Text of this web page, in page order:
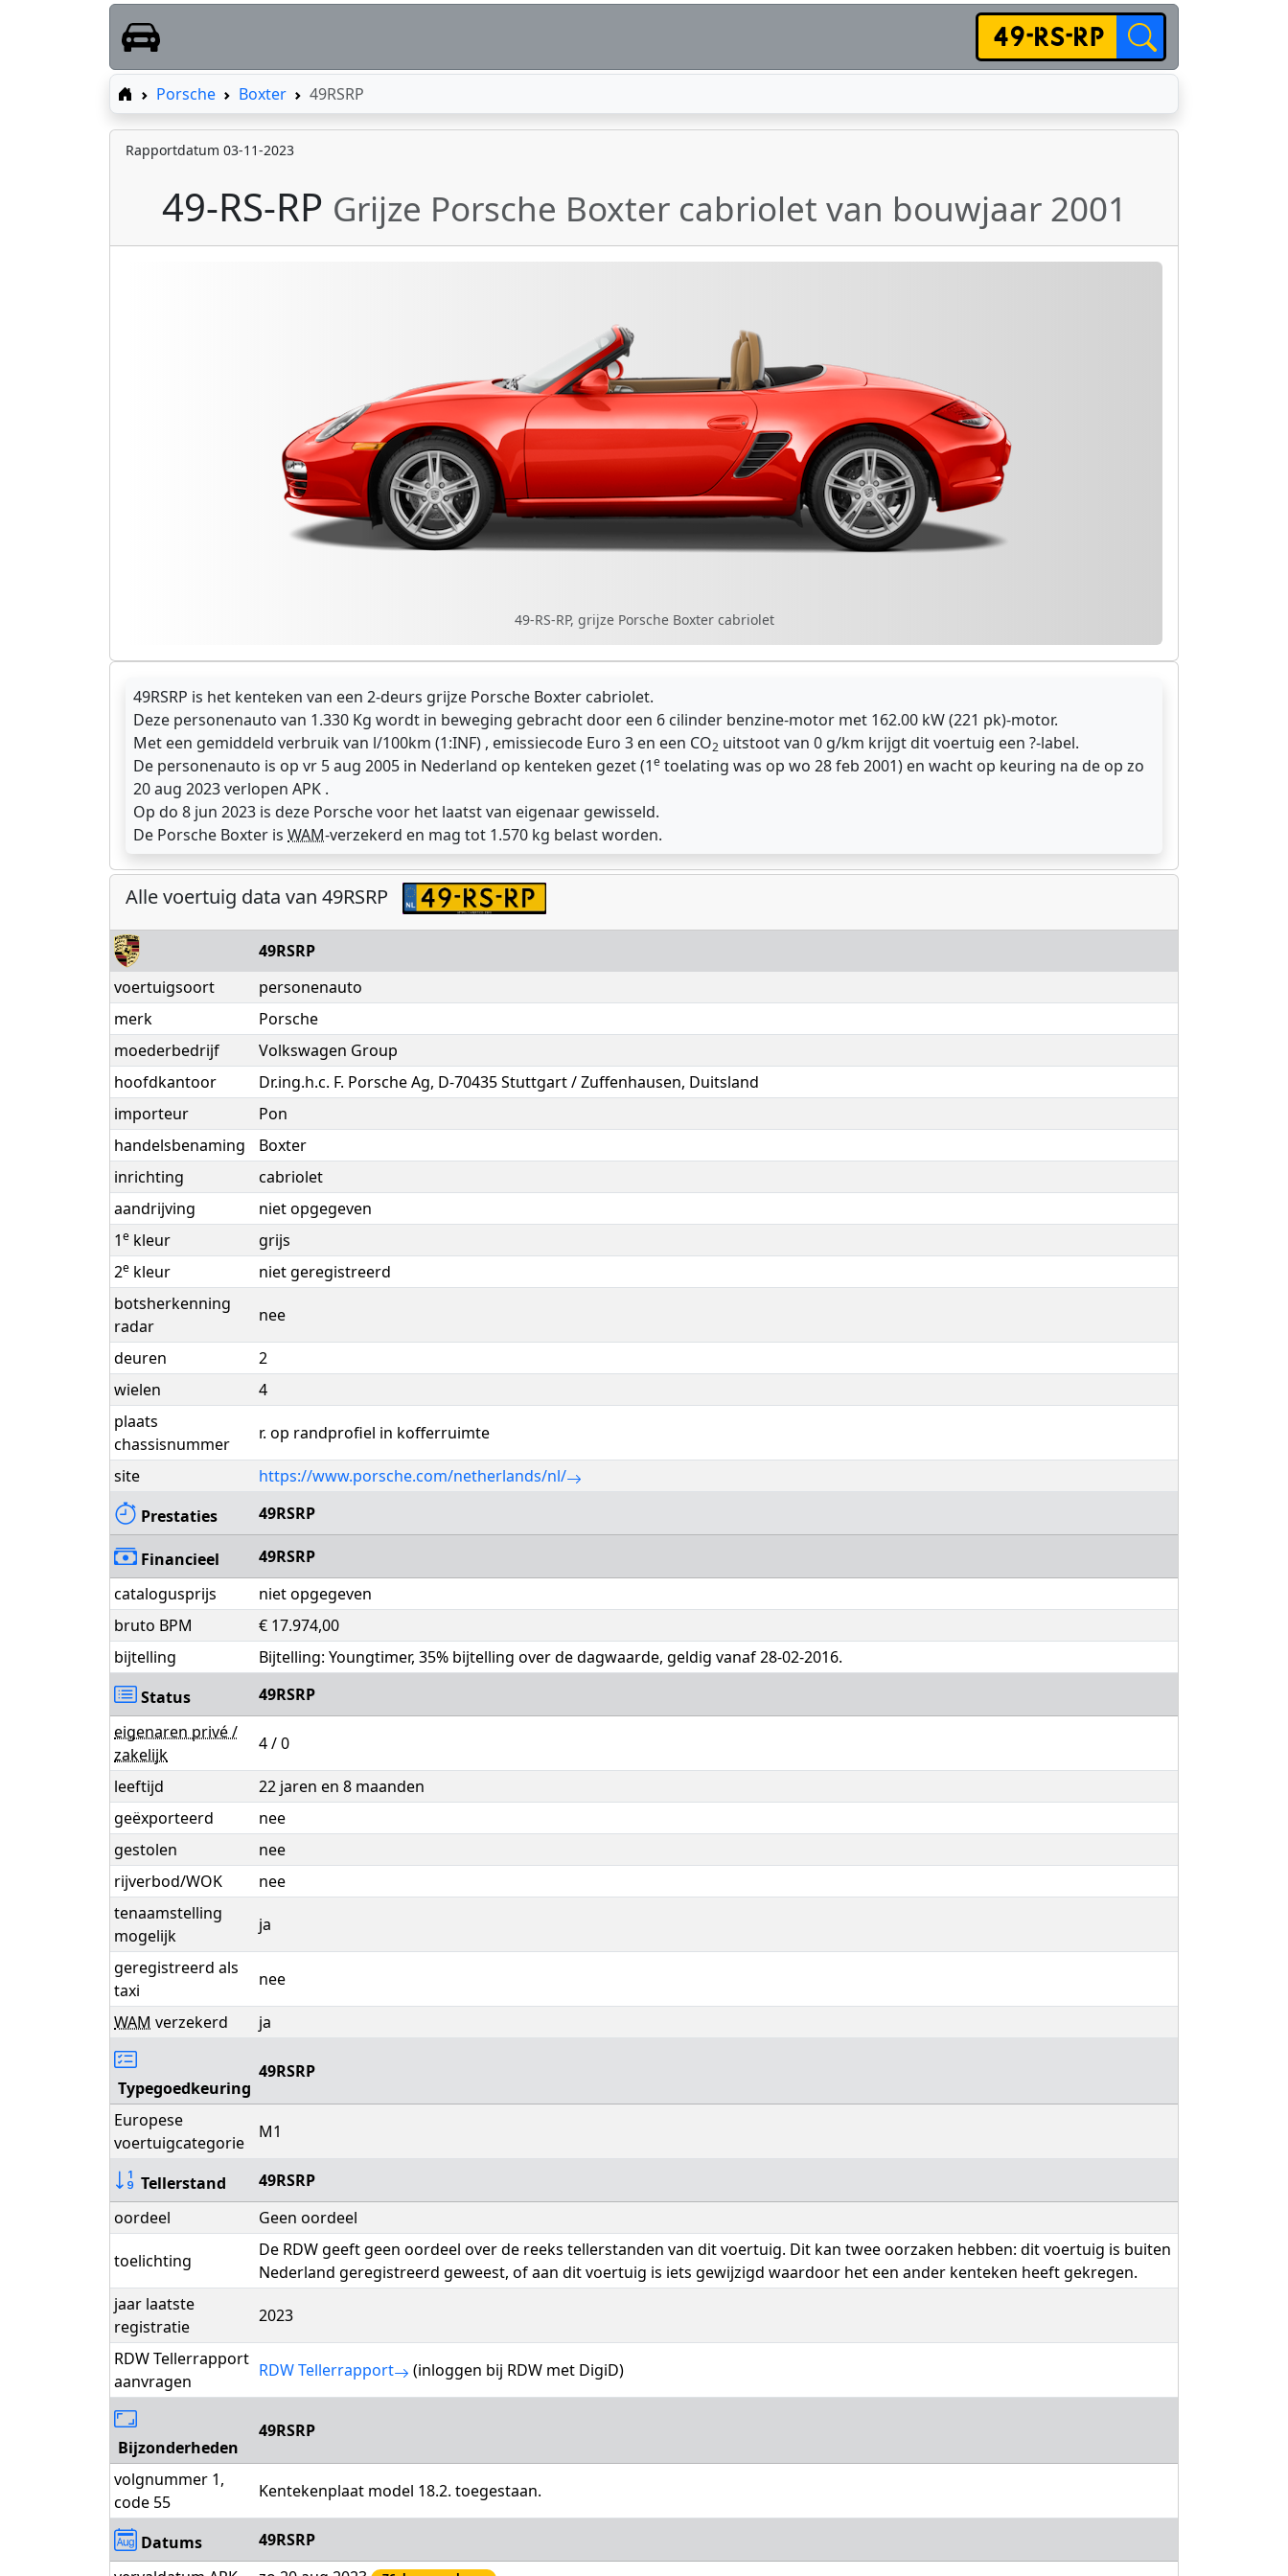
HomePorsche Boxter 49RSRP
Rapportdatum 03-11-2023
49-RS-RP Grijze Porsche Boxter cabriolet van bouwjaar 2001
49-RS-RP, grijze Porsche Boxter cabriolet
49RSRP is het kenteken van een 2-deurs grijze Porsche Boxter cabriolet.
Deze personenauto van 1.330 Kg wordt in beweging gebracht door een 6 cilinder benzine-motor met 162.00 kW (221 pk)-motor.
Met een gemiddeld verbruik van l/100km (1:INF) , emissiecode Euro 3 en een CO2 uitstoot van 0 g/km krijgt dit voertuig een ?-label.
De personenauto is op vr 5 aug 2005 in Nederland op kenteken gezet (1e toelating was op wo 28 feb 2001) en wacht op keuring na de op zo
20 aug 2023 verlopen APK .
Op do 8 jun 2023 is deze Porsche voor het laatst van eigenaar gewisseld.
De Porsche Boxter is WAM-verzekerd en mag tot 1.570 kg belast worden.
Alle voertuig data van 49RSRP
49RSRP
voertuigsoort
personenauto
merk
Porsche
moederbedrijf
Volkswagen Group
hoofdkantoor
Dr.ing.h.c. F. Porsche Ag, D-70435 Stuttgart / Zuffenhausen, Duitsland
importeur
Pon
handelsbenaming
Boxter
inrichting
cabriolet
aandrijving
niet opgegeven
1e kleur
grijs
2e kleur
niet geregistreerd
botsherkenning
radar
nee
deuren
2
wielen
4
plaats
chassisnummer
r. op randprofiel in kofferruimte
site
https://www.porsche.com/netherlands/nl/
Prestaties
49RSRP
Financieel
49RSRP
catalogusprijs
niet opgegeven
bruto BPM
€ 17.974,00
bijtelling
Bijtelling: Youngtimer, 35% bijtelling over de dagwaarde, geldig vanaf 28-02-2016.
Status
49RSRP
eigenaren privé /
zakelijk
4 / 0
leeftijd
22 jaren en 8 maanden
geëxporteerd
nee
gestolen
nee
rijverbod/WOK
nee
tenaamstelling
mogelijk
ja
geregistreerd als
taxi
nee
WAM verzekerd ja
Typegoedkeuring
49RSRP
Europese
voertuigcategorie
M1
Tellerstand
49RSRP
oordeel
Geen oordeel
toelichting
De RDW geeft geen oordeel over de reeks tellerstanden van dit voertuig. Dit kan twee oorzaken hebben: dit voertuig is buiten
Nederland geregistreerd geweest, of aan dit voertuig is iets gewijzigd waardoor het een ander kenteken heeft gekregen.
jaar laatste
registratie
2023
RDW Tellerrapport
aanvragen
RDW Tellerrapport (inloggen bij RDW met DigiD)
Bijzonderheden
49RSRP
volgnummer 1,
code 55
Kentekenplaat model 18.2. toegestaan.
Datums
49RSRP